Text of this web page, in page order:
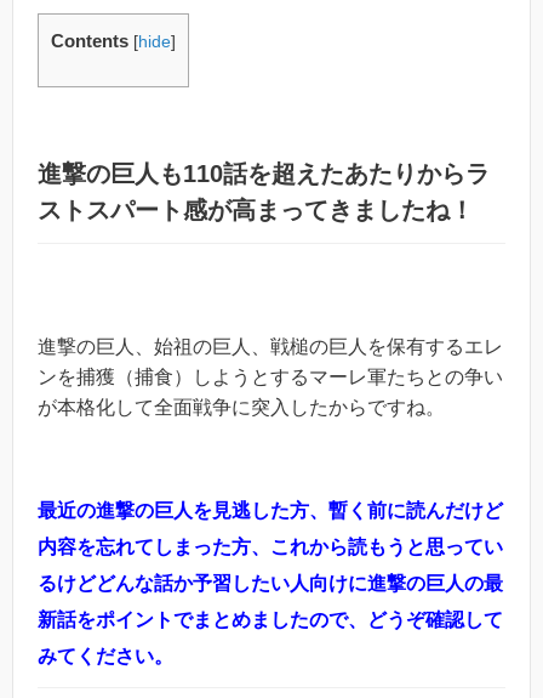
Contents [hide]
進撃の巨人も110話を超えたあたりからラ
ストスパート感が高まってきましたね！
進撃の巨人、始祖の巨人、戦槌の巨人を保有するエレ
ンを捕獲（捕食）しようとするマーレ軍たちとの争い
が本格化して全面戦争に突入したからですね。
最近の進撃の巨人を見逃した方、暫く前に読んだけど
内容を忘れてしまった方、これから読もうと思ってい
るけどどんな話か予習したい人向けに進撃の巨人の最
新話をポイントでまとめましたので、どうぞ確認して
みてください。